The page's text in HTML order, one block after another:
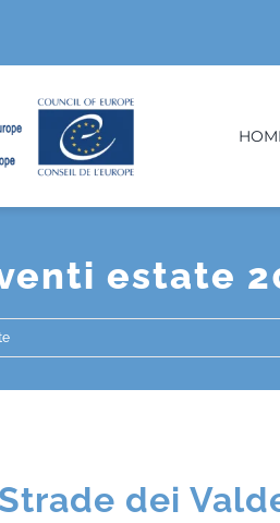
estate
dei